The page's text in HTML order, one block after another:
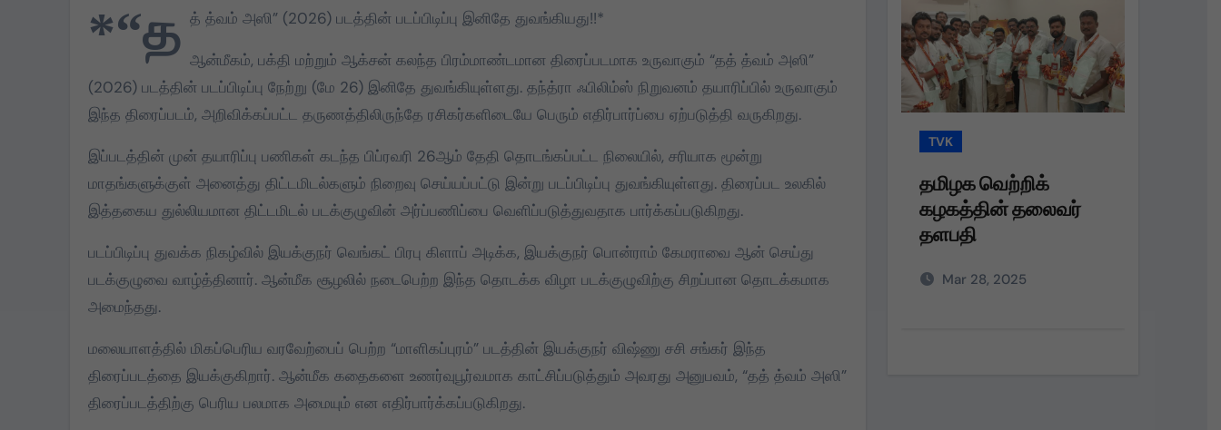
*“த த் த்வம் அஸி” (2026) படத்தின் படப்பிடிப்பு இனிதே துவங்கியது!!*
ஆன்மீகம், பக்தி மற்றும் ஆக்சன் கலந்த பிரம்மாண்டமான திரைப்படமாக உருவாகும் “தத் த்வம் அஸி”
(2026) படத்தின் படப்பிடிப்பு நேற்று (மே 26) இனிதே துவங்கியுள்ளது. தந்த்ரா ஃபிலிம்ஸ் நிறுவனம் தயாரிப்பில் உருவாகும்
இந்த திரைப்படம், அறிவிக்கப்பட்ட தருணத்திலிருந்தே ரசிகர்களிடையே பெரும் எதிர்பார்ப்பை ஏற்படுத்தி வருகிறது.
இப்படத்தின் முன் தயாரிப்பு பணிகள் கடந்த பிப்ரவரி 26ஆம் தேதி தொடங்கப்பட்ட நிலையில், சரியாக மூன்று
மாதங்களுக்குள் அனைத்து திட்டமிடல்களும் நிறைவு செய்யப்பட்டு இன்று படப்பிடிப்பு துவங்கியுள்ளது. திரைப்பட உலகில்
இத்தகைய துல்லியமான திட்டமிடல் படக்குழுவின் அர்ப்பணிப்பை வெளிப்படுத்துவதாக பார்க்கப்படுகிறது.
படப்பிடிப்பு துவக்க நிகழ்வில் இயக்குநர் வெங்கட் பிரபு கிளாப் அடிக்க, இயக்குநர் பொன்ராம் கேமராவை ஆன் செய்து
படக்குழுவை வாழ்த்தினார். ஆன்மீக சூழலில் நடைபெற்ற இந்த தொடக்க விழா படக்குழுவிற்கு சிறப்பான தொடக்கமாக
அமைந்தது.
மலையாளத்தில் மிகப்பெரிய வரவேற்பைப் பெற்ற “மாளிகப்புரம்” படத்தின் இயக்குநர் விஷ்ணு சசி சங்கர் இந்த
திரைப்படத்தை இயக்குகிறார். ஆன்மீக கதைகளை உணர்வுபூர்வமாக காட்சிப்படுத்தும் அவரது அனுபவம், “தத் த்வம் அஸி”
திரைப்படத்திற்கு பெரிய பலமாக அமையும் என எதிர்பார்க்கப்படுகிறது.
கொட்டிவாக்கத்தில்
கிறிஸ்துமஸ்:
மாணவர்களுக்கு
நோட்டுப்புத்தகம்
Dec 22, 2024
2026 தமிழக
சட்டமன்றத் தேர்தலில்,
சின்னத்தில் மட்டும்
தான் போட்டியிடுவது
மய்யம் கட்சியின் உறுதி.
பேட்டரி டார்ச் என்பது
எங்களுக்கு வெறும்
சின்னமல்ல. அது
Mar 25, 2026
தமிழக வெற்றிக்
கழகத்தின் தலைவர்
Mar 28, 2025
தமிழக வெற்றிக்
கழகத்தின் தலைவர்
தளபதி அவர்களின்
Mar 28, 2025